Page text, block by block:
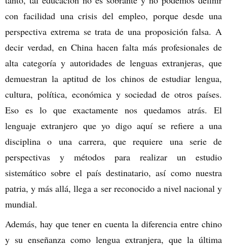
con facilidad una crisis del empleo, porque desde una
perspectiva extrema se trata de una proposición falsa. A
decir verdad, en China hacen falta más profesionales de
alta categoría y autoridades de lenguas extranjeras, que
demuestran la aptitud de los chinos de estudiar lengua,
cultura, política, económica y sociedad de otros países.
Eso es lo que exactamente nos quedamos atrás. El
lenguaje extranjero que yo digo aquí se refiere a una
disciplina o una carrera, que requiere una serie de
perspectivas y métodos para realizar un estudio
sistemático sobre el país destinatario, así como nuestra
patria, y más allá, llega a ser reconocido a nivel nacional y
mundial.
Además, hay que tener en cuenta la diferencia entre chino
y su enseñanza como lengua extranjera, que la última